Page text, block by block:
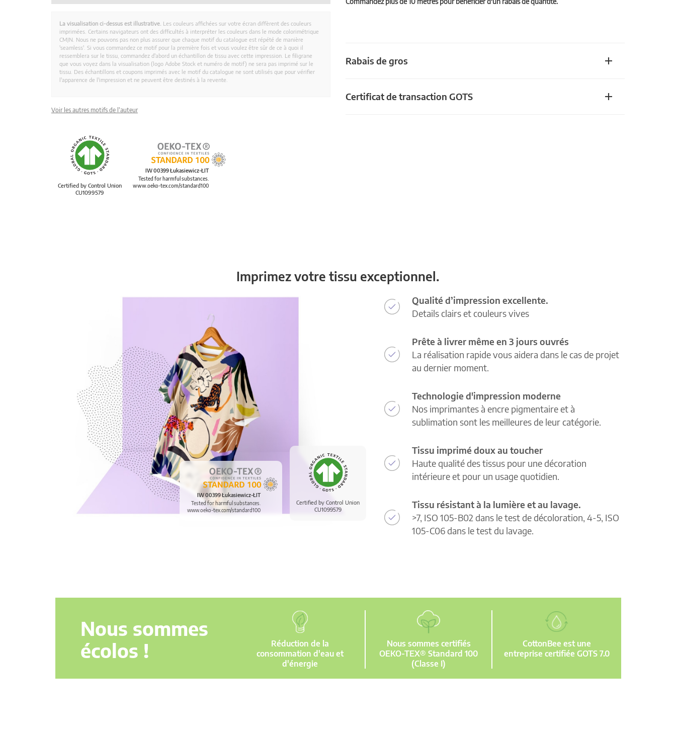
Rabais de gros
Certificat de transaction GOTS
La visualisation ci-dessus est illustrative. Les couleurs affichées sur votre écran diffèrent des couleurs
imprimées. Certains navigateurs ont des difficultés à interpréter les couleurs dans le mode colorimétrique
CMJN. Nous ne pouvons pas non plus assurer que chaque motif du catalogue est répété de manière
'seamless'. Si vous commandez ce motif pour la première fois et vous voulez être sûr de ce à quoi il
ressemblera sur le tissu, commandez d'abord un échantillon de tissu avec cette impression. Le filigrane
que vous voyez dans la visualisation (logo Adobe Stock et numéro de motif) ne sera pas imprimé sur le
tissu. Des échantillons et coupons imprimés avec le motif du catalogue ne sont utilisés que pour vérifier
l'apparence de l'impression et ne peuvent être destinés à la revente.
Voir les autres motifs de l'auteur
Certified by Control Union
CU1099579
IW 00399 Łukasiewicz-ŁIT
Tested for harmful substances.
www.oeko-tex.com/standard100
Imprimez votre tissu exceptionnel.
Certified by Control Union
CU1099579
IW 00399 Łukasiewicz-ŁIT
Tested for harmful substances.
www.oeko-tex.com/standard100
Qualité d’impression excellente.
Details clairs et couleurs vives
Prête à livrer même en 3 jours ouvrés
La réalisation rapide vous aidera dans le cas de projet
au dernier moment.
Technologie d'impression moderne
Nos imprimantes à encre pigmentaire et à
sublimation sont les meilleures de leur catégorie.
Tissu imprimé doux au toucher
Haute qualité des tissus pour une décoration
intérieure et pour un usage quotidien.
Tissu résistant à la lumière et au lavage.
>7, ISO 105-B02 dans le test de décoloration, 4-5, ISO
105-C06 dans le test du lavage.
Nous sommes
écolos !
Réduction de la
consommation d'eau et
d'énergie
Nous sommes certifiés
OEKO-TEX® Standard 100
(Classe I)
CottonBee est une
entreprise certifiée GOTS 7.0